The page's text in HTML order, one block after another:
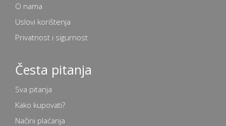
O nama
Uslovi korištenja
Privatnost i sigurnost
Česta pitanja
Sva pitanja
Kako kupovati?
Načini plaćanja